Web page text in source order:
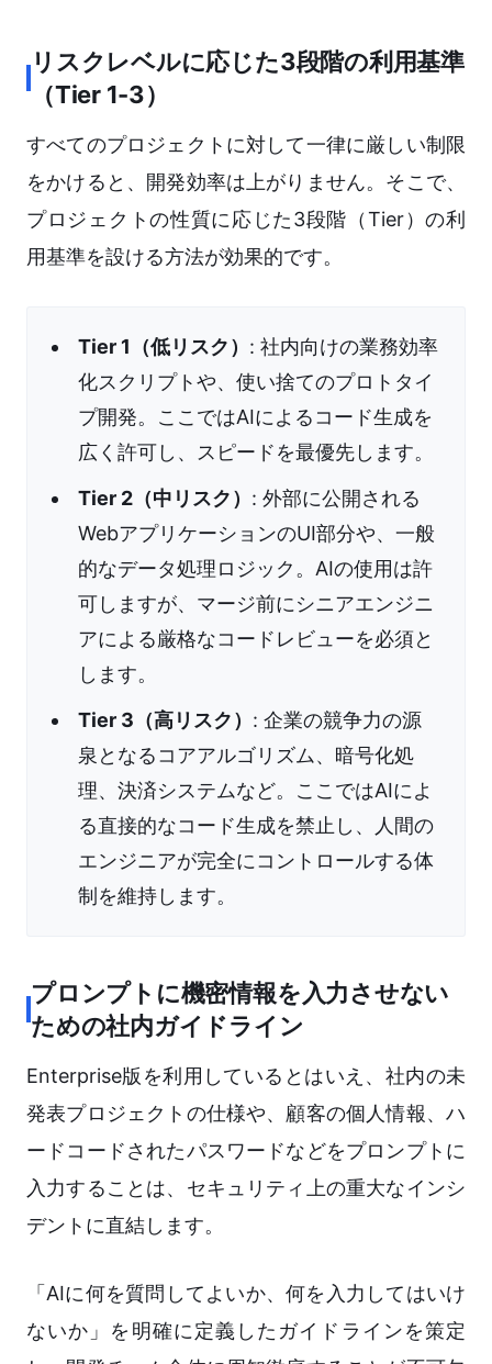
リスクレベルに応じた3段階の利用基準
（Tier 1-3）
すべてのプロジェクトに対して一律に厳しい制限
をかけると、開発効率は上がりません。そこで、
プロジェクトの性質に応じた3段階（Tier）の利
用基準を設ける方法が効果的です。
Tier 1（低リスク） : 社内向けの業務効率
化スクリプトや、使い捨てのプロトタイ
プ開発。ここではAIによるコード生成を
広く許可し、スピードを最優先します。
Tier 2（中リスク） : 外部に公開される
WebアプリケーションのUI部分や、一般
的なデータ処理ロジック。AIの使用は許
可しますが、マージ前にシニアエンジニ
アによる厳格なコードレビューを必須と
します。
Tier 3（高リスク） : 企業の競争力の源
泉となるコアアルゴリズム、暗号化処
理、決済システムなど。ここではAIによ
る直接的なコード生成を禁止し、人間の
エンジニアが完全にコントロールする体
制を維持します。
プロンプトに機密情報を入力させない
ための社内ガイドライン
Enterprise版を利用しているとはいえ、社内の未
発表プロジェクトの仕様や、顧客の個人情報、ハ
ードコードされたパスワードなどをプロンプトに
入力することは、セキュリティ上の重大なインシ
デントに直結します。
「AIに何を質問してよいか、何を入力してはいけ
ないか」を明確に定義したガイドラインを策定